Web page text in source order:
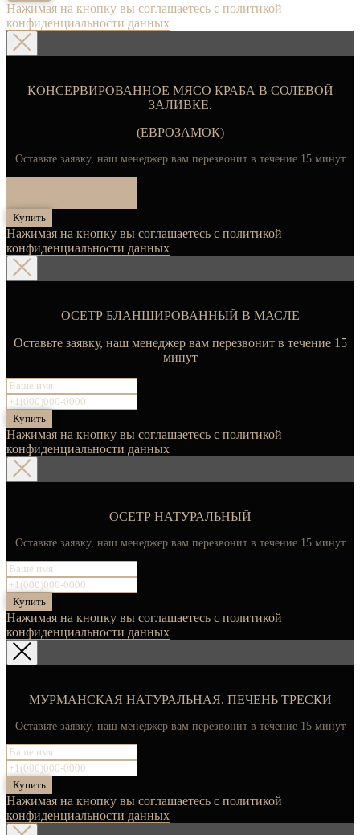
Нажимая на кнопку вы соглашаетесь с политикой
конфиденциальности данных
КОНСЕРВИРОВАННОЕ МЯСО КРАБА В СОЛЕВОЙ
ЗАЛИВКЕ.
(ЕВРОЗАМОК)
Оставьте заявку, наш менеджер вам перезвонит в течение 15 минут
Купить
Нажимая на кнопку вы соглашаетесь с политикой
конфиденциальности данных
ОСЕТР БЛАНШИРОВАННЫЙ В МАСЛЕ
Оставьте заявку, наш менеджер вам перезвонит в течение 15
минут
Купить
Нажимая на кнопку вы соглашаетесь с политикой
конфиденциальности данных
ОСЕТР НАТУРАЛЬНЫЙ
Оставьте заявку, наш менеджер вам перезвонит в течение 15 минут
Купить
Нажимая на кнопку вы соглашаетесь с политикой
конфиденциальности данных
МУРМАНСКАЯ НАТУРАЛЬНАЯ. ПЕЧЕНЬ ТРЕСКИ
Оставьте заявку, наш менеджер вам перезвонит в течение 15 минут
Купить
Нажимая на кнопку вы соглашаетесь с политикой
конфиденциальности данных